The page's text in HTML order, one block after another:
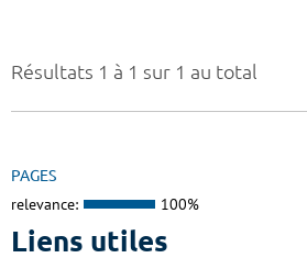
Résultats 1 à 1 sur 1 au total
PAGES
relevance: 100%
Liens utiles